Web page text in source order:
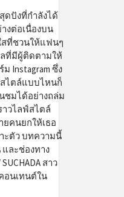
สุดปังที่กำลังได้
งต่อเนื่องบน
สที่ชวนให้แฟนๆ
ลที่มีผู้ติดตามให้
Instagram ซึ่ง
ไตล์แบบไหนก็
ชมได้อย่างถล่ม
าวไลฟ์สไตล์
คนยกให้เธอ
ะตัว บทความนี้
ละช่องทาง
สาว
อนเทนต์ใน